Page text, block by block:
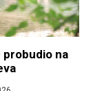
na